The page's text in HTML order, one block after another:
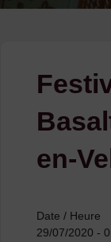
en-
Date / Heure
29/07/2020 -